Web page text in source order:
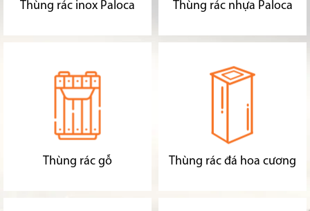
Thùng rác inox Paloca Thùng rác nhựa Paloca
Thùng rác gỗ Thùng rác đá hoa cương